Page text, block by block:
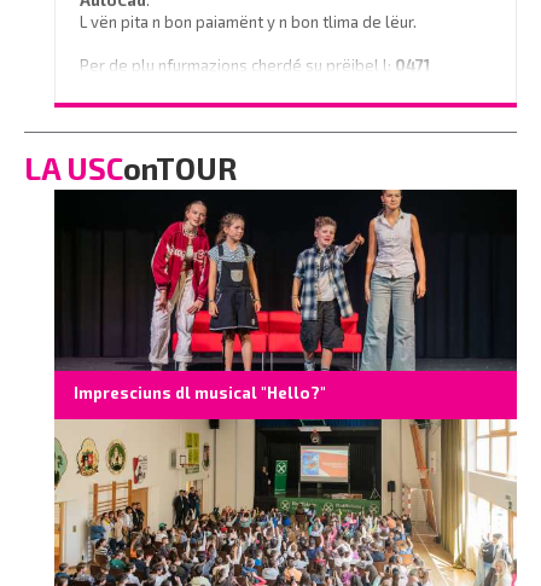
L vën pita n bon paiamënt y n bon tlima de lëur.
Per de plu nfurmazions cherdé su prëibel l: 0471
o scrì na e-mail a
info@vinaholz.com
LA USConTOUR
Impresciuns dl musical "Hello?"